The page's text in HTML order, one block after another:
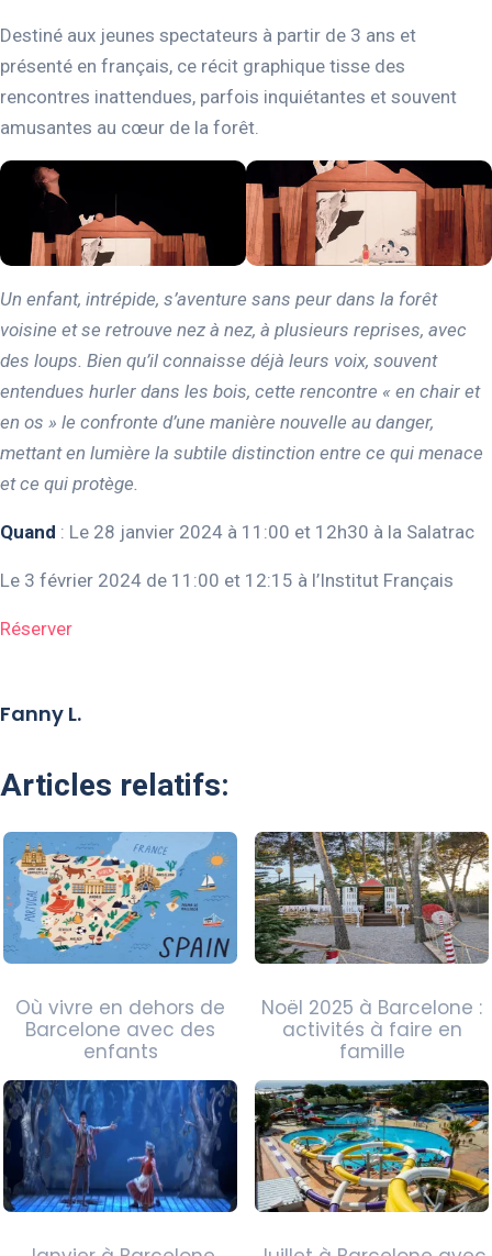
Destiné aux jeunes spectateurs à partir de 3 ans et
présenté en français, ce récit graphique tisse des
rencontres inattendues, parfois inquiétantes et souvent
amusantes au cœur de la forêt.
Un enfant, intrépide, s’aventure sans peur dans la forêt
voisine et se retrouve nez à nez, à plusieurs reprises, avec
des loups. Bien qu’il connaisse déjà leurs voix, souvent
entendues hurler dans les bois, cette rencontre « en chair et
en os » le confronte d’une manière nouvelle au danger,
mettant en lumière la subtile distinction entre ce qui menace
et ce qui protège.
Quand : Le 28 janvier 2024 à 11:00 et 12h30 à la Salatrac
Le 3 février 2024 de 11:00 et 12:15 à l’Institut Français
Réserver
Fanny L.
Articles relatifs:
Où vivre en dehors de
Barcelone avec des
enfants
Noël 2025 à Barcelone :
activités à faire en
famille